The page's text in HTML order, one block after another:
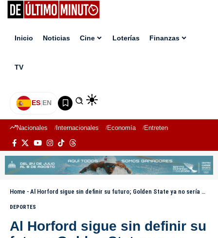
Inicio Noticias Cine Loterías Finanzas
TV
ES|EN
Nacionales Internacionales Economía Entretenimiento
Home - Al Horford sigue sin definir su futuro; Golden State ya no sería una opción clara
DEPORTES
Al Horford sigue sin definir su